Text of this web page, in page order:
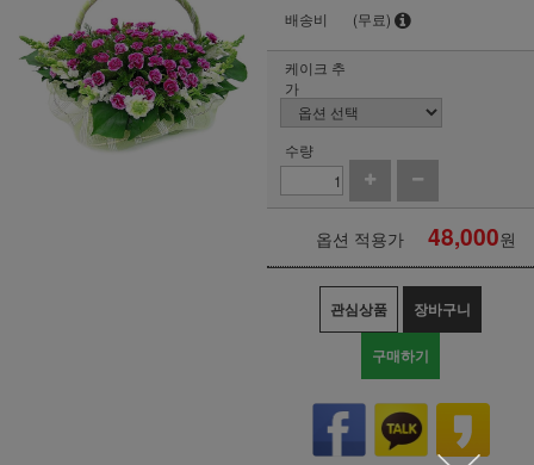
배송비
(무료)
케이크 추
가
수량
옵션 적용가 48,000원
관심상품 장바구니
구매하기